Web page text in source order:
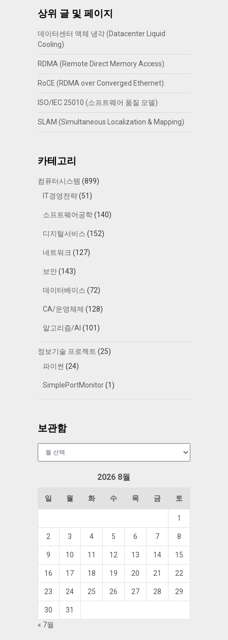
상위 글 및 페이지
데이터센터 액체 냉각 (Datacenter Liquid
Cooling)
RDMA (Remote Direct Memory Access)
RoCE (RDMA over Converged Ethernet)
ISO/IEC 25010 (소프트웨어 품질 모델)
SLAM (Simultaneous Localization & Mapping)
카테고리
컴퓨터시스템 (899)
IT경영전략(51)
소프트웨어공학(140)
디지털서비스 (152)
네트워크 (127)
보안(143)
데이터베이스 (72)
CA/운영체제 (128)
알고리즘/AI (101)
정보기술 프로젝트 (25)
파이썬 (24)
SimplePortMonitor(1)
보관함
2026 8월
일 월 화 수 목 금 토
1
2 3 4 5 6 7 8
9 10 11 12 13 14 15
16 17 18 19 20 21 22
23 24 25 26 27 28 29
30
31
« 7월